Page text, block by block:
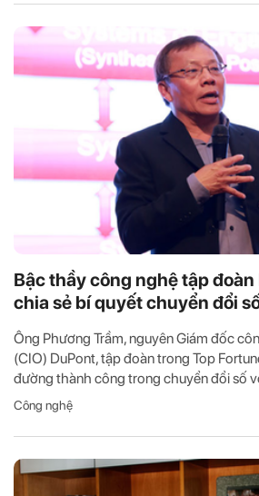
Bậc thầy công nghệ tập
chia sẻ bí quyết chuyển đổi
Ông Phương Trầm, nguyên Giám đốc
(CIO) DuPont, tập đoàn trong Top
đường thành công trong chuyển đổi số
Công nghệ